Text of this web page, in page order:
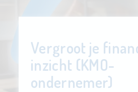
Vergroot je
inzicht (KMO-
ondernemer)